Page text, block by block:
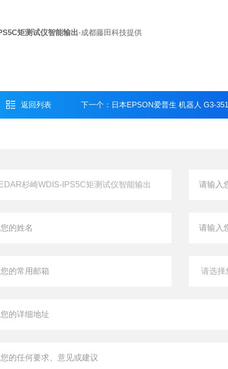
矩测试仪智能输出-成都藤田科技提供
返回列表 下一个： 日本EPSON爱普生 机器人 G3-